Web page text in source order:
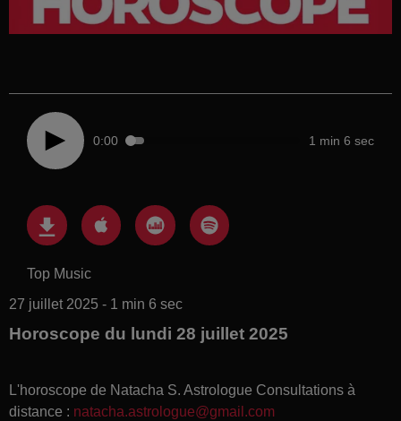
0:00 1 min 6 sec
Top Music
27 juillet 2025 - 1 min 6 sec
Horoscope du lundi 28 juillet 2025
L'horoscope de Natacha S. Astrologue Consultations à
distance : natacha.astrologue@gmail.com